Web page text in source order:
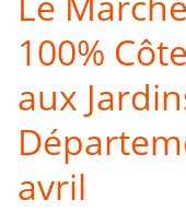
100%
aux
avril